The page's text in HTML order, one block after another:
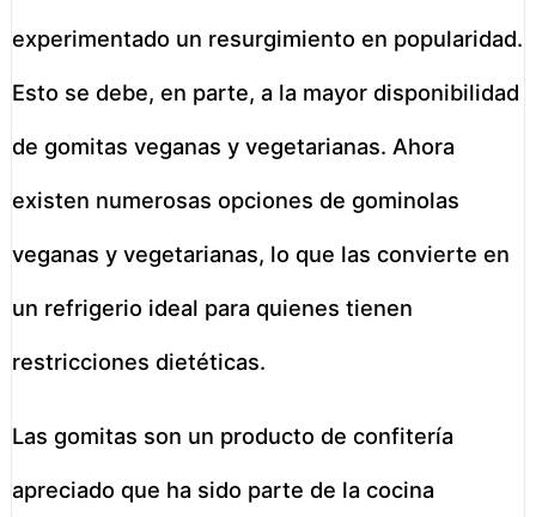
experimentado un resurgimiento en popularidad.
Esto se debe, en parte, a la mayor disponibilidad
de gomitas veganas y vegetarianas. Ahora
existen numerosas opciones de gominolas
veganas y vegetarianas, lo que las convierte en
un refrigerio ideal para quienes tienen
restricciones dietéticas.
Las gomitas son un producto de confitería
apreciado que ha sido parte de la cocina